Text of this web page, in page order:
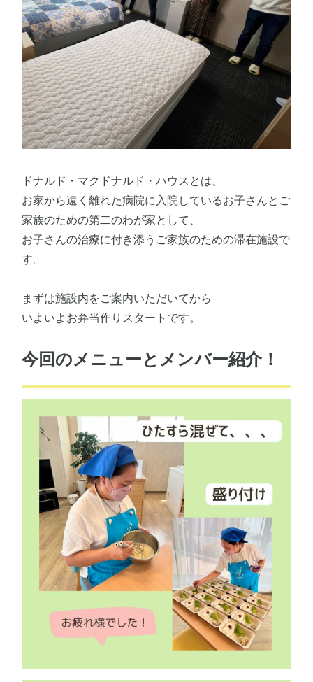
ドナルド・マクドナルド・ハウスとは、
お家から遠く離れた病院に入院しているお子さんとご
家族のための第二のわが家として、
お子さんの治療に付き添うご家族のための滞在施設で
す。
まずは施設内をご案内いただいてから
いよいよお弁当作りスタートです。
今回のメニューとメンバー紹介！